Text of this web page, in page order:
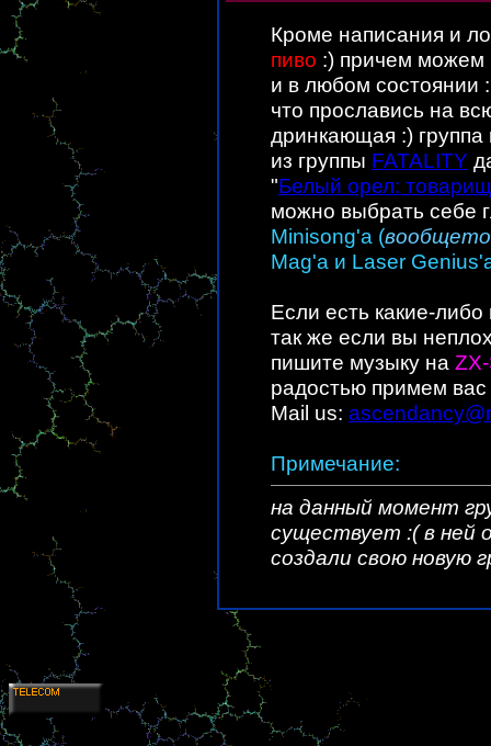
Кроме написания и
пиво :) причем можем
и в любом состоянии
что прославись на
дринкающая :)
из группы FATALITY
"Белый орел:
можно выбрать себе
Minisong'а (вообщето
Mag'а и Laser
Если есть какие-
так же если вы
пишите музыку на
радостью примем вас
Mail us:
Примечание:
на данный момент
существует :( в ней
создали свою новую